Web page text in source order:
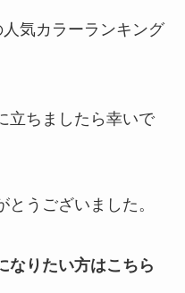
気カラーランキング
立ちましたら幸いで
うございました。
なりたい方はこちら